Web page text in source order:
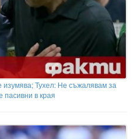
Тухел: Не съжалявам за
пасивни в края